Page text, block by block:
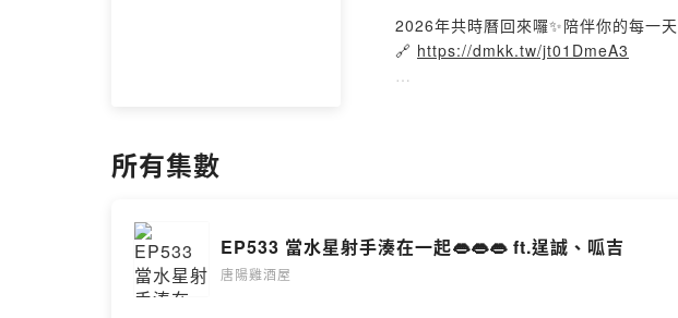
2026年共時曆回來囉✨陪伴你的每一天
🔗 https://dmkk.tw/jt01DmeA3
🔎 FB：唐綺陽占星幫
所有集數
EP533 當水星射手湊在一起👄👄👄 ft.逞誠、呱吉
唐陽雞酒屋